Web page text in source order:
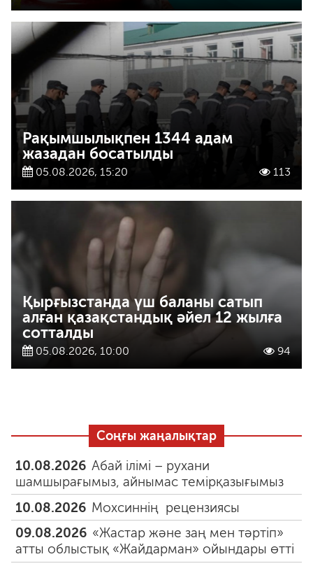
Рақымшылықпен 1344 адам
жазадан босатылды
05.08.2026, 15:20 113
Қырғызстанда үш баланы сатып
алған қазақстандық әйел 12 жылға
сотталды
05.08.2026, 10:00 94
Соңғы жаңалықтар
10.08.2026 Абай ілімі – рухани
шамшырағымыз, айнымас темірқазығымыз
10.08.2026 Мохсиннің рецензиясы
09.08.2026 «Жастар және заң мен тәртіп»
атты облыстық «Жайдарман» ойындары өтті